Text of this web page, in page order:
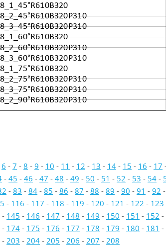
6 - 7 - 8 - 9 - 10 - 11 - 12 - 13 - 14 - 15 - 16 - 17
- 45 - 46 - 47 - 48 - 49 - 50 - 51 - 52 - 53 - 54 -
- 83 - 84 - 85 - 86 - 87 - 88 - 89 - 90 - 91 - 92 -
- 116 - 117 - 118 - 119 - 120 - 121 - 122 - 123
- 145 - 146 - 147 - 148 - 149 - 150 - 151 - 152 -
- 174 - 175 - 176 - 177 - 178 - 179 - 180 - 181 -
- 203 - 204 - 205 - 206 - 207 - 208